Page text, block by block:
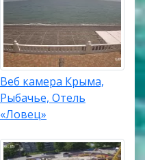
Веб камера Крыма,
Рыбачье, Отель
«Ловец»